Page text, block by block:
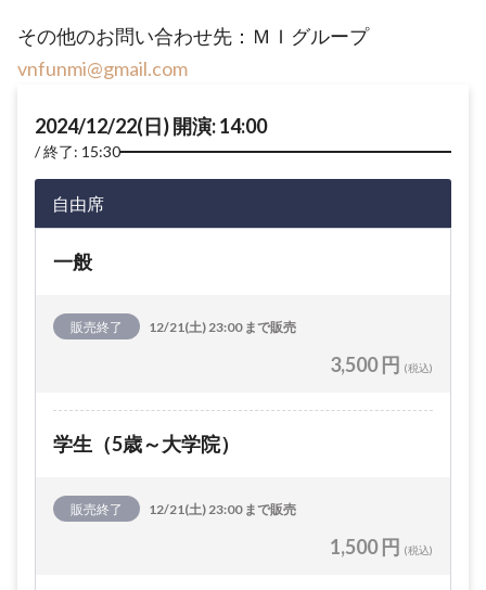
その他のお問い合わせ先：ＭＩグループ
vnfunmi@gmail.com
2024/12/22(日) 開演: 14:00
終了: 15:30
自由席
一般
販売終了 12/21(土) 23:00 まで販売
3,500 円 (税込)
学生（5歳～大学院）
販売終了 12/21(土) 23:00 まで販売
1,500 円 (税込)